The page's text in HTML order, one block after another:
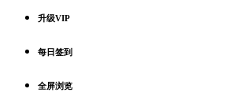
升级VIP
每日签到
全屏浏览